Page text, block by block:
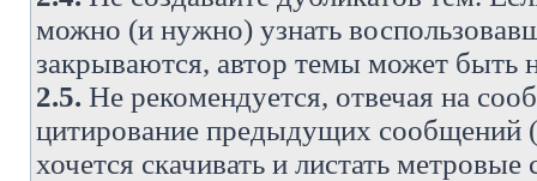
можно (и нужно) узнать
закрываются, автор темы может быть
2.5. Не рекомендуется, отвечая на
цитирование предыдущих сообщений
хочется скачивать и листать